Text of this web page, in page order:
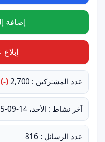
إضافة
عدد المشتركين : 2,700 (-)
آخر نشاط : الأحد، 14-09-2025 09:22 مساءً
عدد الرسائل : 816